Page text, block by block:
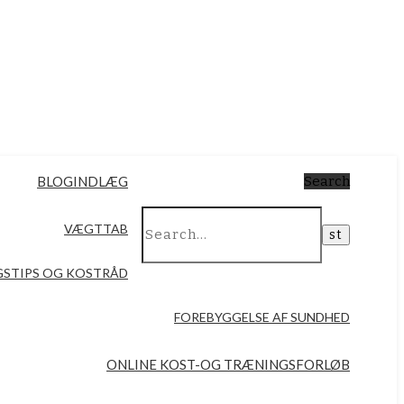
Search
BLOGINDLÆG
VÆGTTAB
OG KOSTRÅD
FOREBYGGELSE AF SUNDHED
ONLINE KOST-OG TRÆNINGSFORLØB